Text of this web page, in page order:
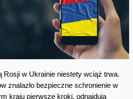
Rosji w Ukrainie niestety wciąż trwa.
znalazło bezpieczne schronienie w
kraju pierwsze kroki, odnajdują